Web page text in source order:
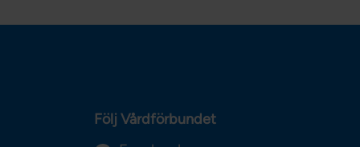
Följ Vårdförbundet